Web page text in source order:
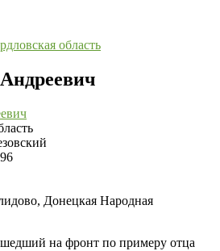
область
Донецкая Народная
на фронт по примеру отца